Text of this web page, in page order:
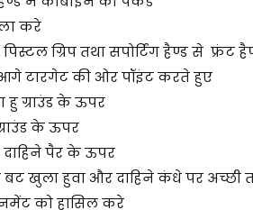
करे
ग्रिप तथा सपोर्टिंग हैण्ड से फ्रंट
आगे टारगेट की ओर पॉइंट करते हुए
हु ग्राउंड के ऊपर
के ऊपर
दाहिने पैर के ऊपर
बट खुला हुवा और दाहिने कंधे पर अच्छी
को हासिल करे